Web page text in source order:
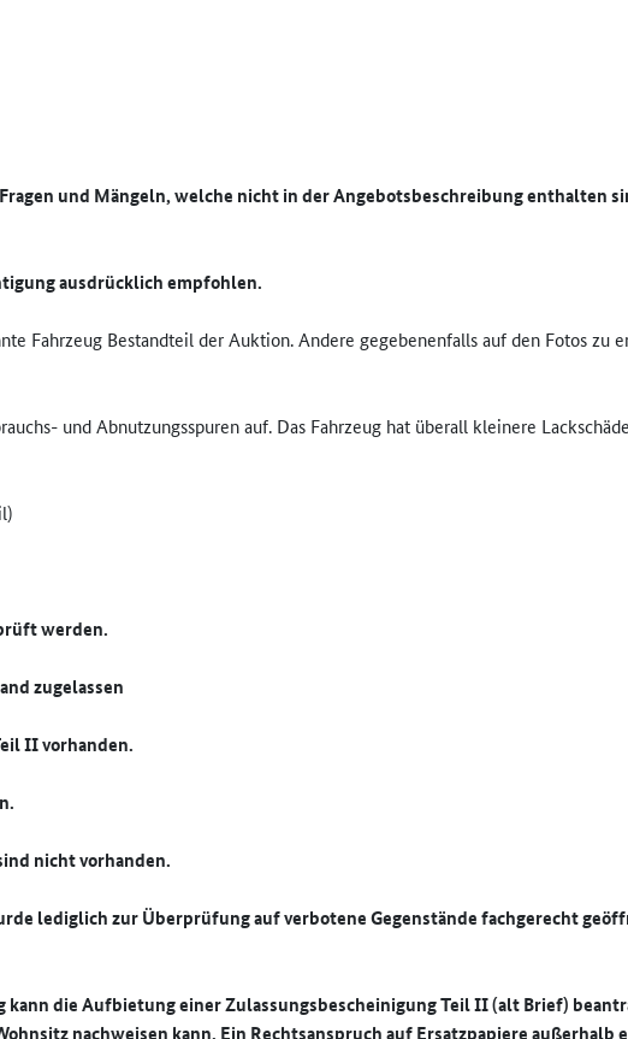
und Mängeln, welche nicht in der Angebotsbeschreibung enthalten
ausdrücklich empfohlen.
Fahrzeug Bestandteil der Auktion. Andere gegebenenfalls auf den Fotos zu
und Abnutzungsspuren auf. Das Fahrzeug hat überall kleinere
werden.
zugelassen
II vorhanden.
nicht vorhanden.
lediglich zur Überprüfung auf verbotene Gegenstände fachgerecht
die Aufbietung einer Zulassungsbescheinigung Teil II (alt Brief)
nachweisen kann. Ein Rechtsanspruch auf Ersatzpapiere außerhalb